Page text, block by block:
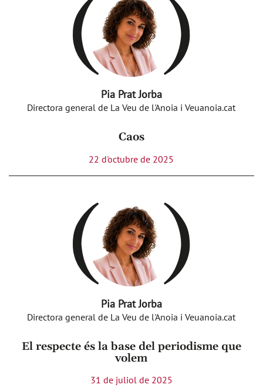
Pia Prat Jorba
Directora general de La Veu de l'Anoia i Veuanoia.cat
Caos
22 d'octubre de 2025
Pia Prat Jorba
Directora general de La Veu de l'Anoia i Veuanoia.cat
El respecte és la base del periodisme que
volem
31 de juliol de 2025